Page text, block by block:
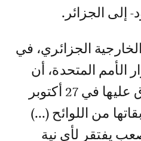
إلى الجزائر.
الجزائري، في
الأمم المتحدة، أن
"اللائحة 2654 المصادق عليها في 27 أكتوبر
من اللوائح (...)
يفتقر لأي نية